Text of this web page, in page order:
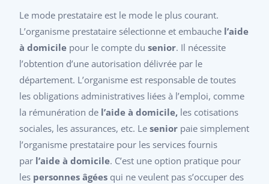
Le mode prestataire est le mode le plus courant.
L’organisme prestataire sélectionne et embauche l’aide
à domicile pour le compte dusenior. Il nécessite
l’obtention d’une autorisation délivrée par le
département. L’organisme est responsable de toutes
les obligations administratives liées à l’emploi, comme
la rémunération de l’aide à domicile, les cotisations
sociales, les assurances, etc. Lesenior paie simplement
l’organisme prestataire pour les services fournis
par l’aide à domicile. C’est une option pratique pour
les personnes âgées qui ne veulent pas s’occuper des